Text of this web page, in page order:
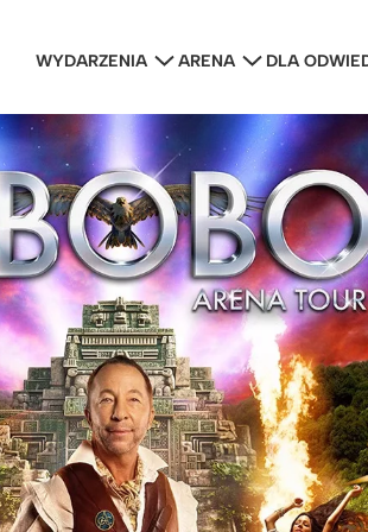
WYDARZENIA ARENA DLA